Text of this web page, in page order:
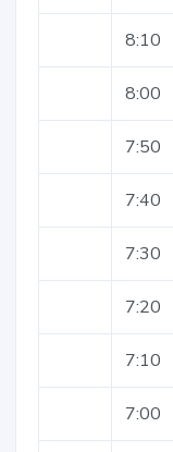
8:10
8:00
7:50
7:40
7:30
7:20
7:10
7:00